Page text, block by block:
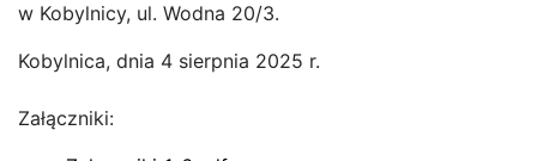
w Kobylnicy, ul. Wodna 20/3.
Kobylnica, dnia 4 sierpnia 2025 r.
Załączniki: